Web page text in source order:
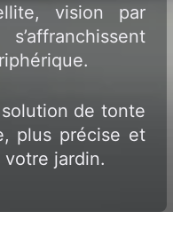
vision par
de tonte
plus précise et
jardin.